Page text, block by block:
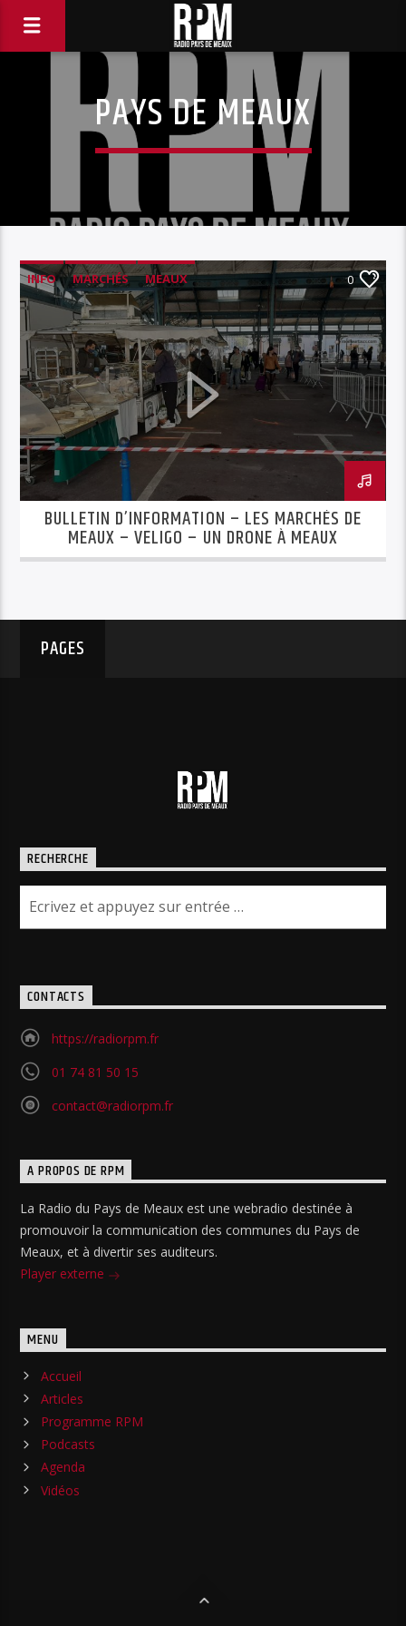
PAYS DE MEAUX
INFO MARCHÉS
MEAUX
PAYS DE MEAUX
VELIGO VELO
0
BULLETIN D’INFORMATION – LES MARCHÉS DE
MEAUX – VELIGO – UN DRONE À MEAUX
PAGES
RECHERCHE
CONTACTS
https://radiorpm.fr
01 74 81 50 15
contact@radiorpm.fr
A PROPOS DE RPM
La Radio du Pays de Meaux est une webradio destinée à
promouvoir la communication des communes du Pays de
Meaux, et à divertir ses auditeurs.
Player externe
MENU
Accueil
Articles
Programme RPM
Podcasts
Agenda
Vidéos